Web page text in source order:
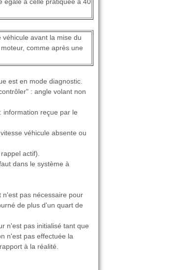
avant la mise du
comme après une
est en mode diagnostic.
: angle volant non
information reçue par le
véhicule absente ou
actif).
dans le système à
pas nécessaire pour
de plus d'un quart de
n'est pas initialisé tant que
n'est pas effectuée la
à la réalité.